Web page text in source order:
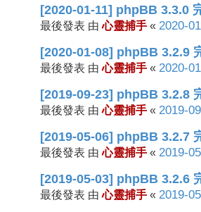
[2020-01-11] phpBB 3.3.0
最後發表 由心靈捕手 « 2020-
[2020-01-08] phpBB 3.2.9
最後發表 由心靈捕手 « 2020-
[2019-09-23] phpBB 3.2.8
最後發表 由心靈捕手 « 2019-
[2019-05-06] phpBB 3.2.7
最後發表 由心靈捕手 « 2019-
[2019-05-03] phpBB 3.2.6
最後發表 由心靈捕手 « 2019-